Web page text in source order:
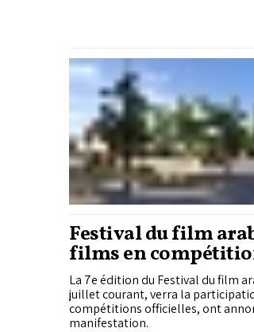
Festival du film
films en
La 7e édition du Festival du film
juillet courant, verra la
compétitions officielles, ont
manifestation.